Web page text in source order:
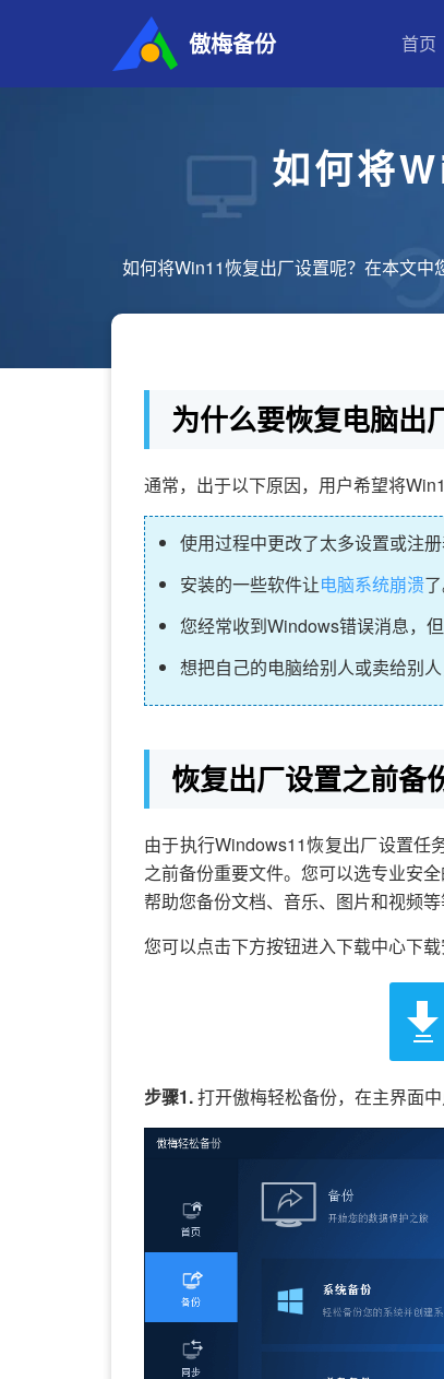
傲梅备份 首页
如何将
如何将Win11恢复出厂设置呢？在本文中
为什么要恢复电脑出
通常，出于以下原因，用户希望将
使用过程中更改了太多设置或注
安装的一些软件让电脑系统崩溃了
您经常收到Windows错误消息，
想把自己的电脑给别人或卖给别
恢复出厂设置之前备
由于执行Windows11恢复出厂设置任
之前备份重要文件。您可以选专业安
帮助您备份文档、音乐、图片和视频等
您可以点击下方按钮进入下载中心下
步骤1.打开傲梅轻松备份，在主界面